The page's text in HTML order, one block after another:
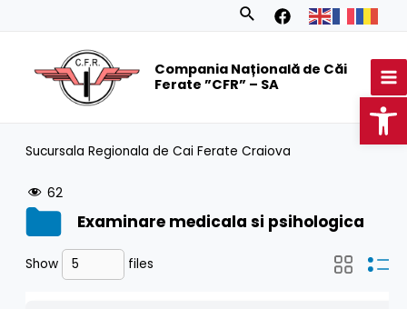
Search
Compania Națională de Căi
Ferate ”CFR” – SA
Sucursala Regionala de Cai Ferate Craiova
62
Examinare medicala si psihologica
Show files